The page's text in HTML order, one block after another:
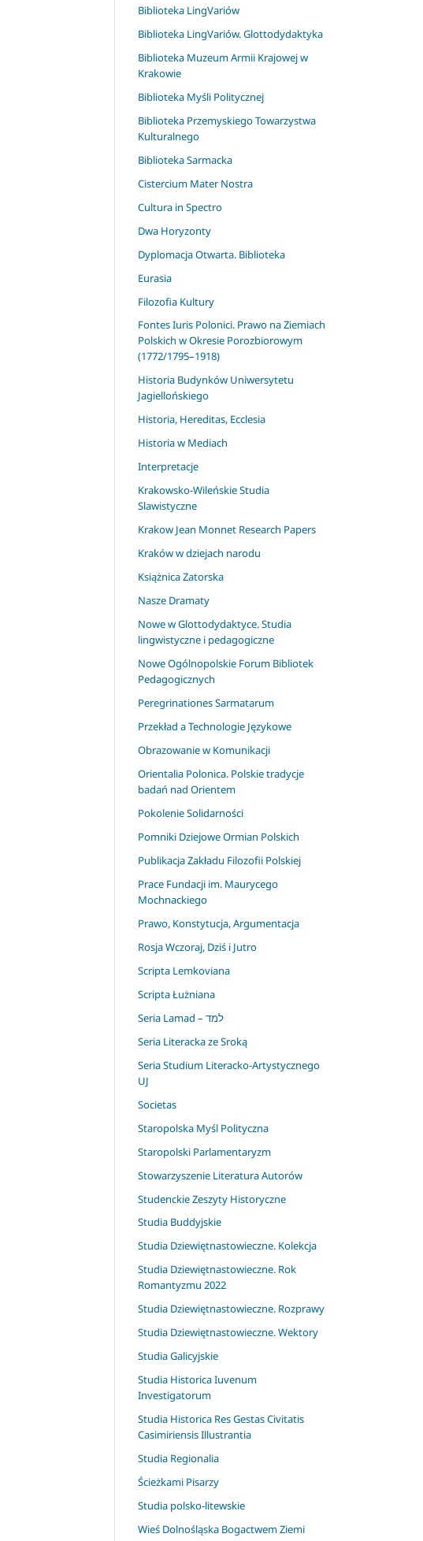
Biblioteka LingVariów
Biblioteka LingVariów. Glottodydaktyka
Biblioteka Muzeum Armii Krajowej w
Krakowie
Biblioteka Myśli Politycznej
Biblioteka Przemyskiego Towarzystwa
Kulturalnego
Biblioteka Sarmacka
Cistercium Mater Nostra
Cultura in Spectro
Dwa Horyzonty
Dyplomacja Otwarta. Biblioteka
Eurasia
Filozofia Kultury
Fontes Iuris Polonici. Prawo na Ziemiach
Polskich w Okresie Porozbiorowym
(1772/1795–1918)
Historia Budynków Uniwersytetu
Jagiellońskiego
Historia, Hereditas, Ecclesia
Historia w Mediach
Interpretacje
Krakowsko-Wileńskie Studia
Slawistyczne
Krakow Jean Monnet Research Papers
Kraków w dziejach narodu
Książnica Zatorska
Nasze Dramaty
Nowe w Glottodydaktyce. Studia
lingwistyczne i pedagogiczne
Nowe Ogólnopolskie Forum Bibliotek
Pedagogicznych
Peregrinationes Sarmatarum
Przekład a Technologie Językowe
Obrazowanie w Komunikacji
Orientalia Polonica. Polskie tradycje
badań nad Orientem
Pokolenie Solidarności
Pomniki Dziejowe Ormian Polskich
Publikacja Zakładu Filozofii Polskiej
Prace Fundacji im. Maurycego
Mochnackiego
Prawo, Konstytucja, Argumentacja
Rosja Wczoraj, Dziś i Jutro
Scripta Lemkoviana
Scripta Łużniana
Seria Lamad – למד
Seria Literacka ze Sroką
Seria Studium Literacko-Artystycznego
UJ
Societas
Staropolska Myśl Polityczna
Staropolski Parlamentaryzm
Stowarzyszenie Literatura Autorów
Studenckie Zeszyty Historyczne
Studia Buddyjskie
Studia Dziewiętnastowieczne. Kolekcja
Studia Dziewiętnastowieczne. Rok
Romantyzmu 2022
Studia Dziewiętnastowieczne. Rozprawy
Studia Dziewiętnastowieczne. Wektory
Studia Galicyjskie
Studia Historica Iuvenum
Investigatorum
Studia Historica Res Gestas Civitatis
Casimiriensis Illustrantia
Studia Regionalia
Ścieżkami Pisarzy
Studia polsko-litewskie
Wieś Dolnośląska Bogactwem Ziemi